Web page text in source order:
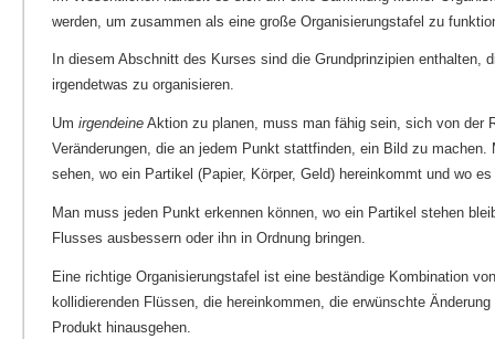
werden, um zusammen als eine große Organisierungstafel zu
In diesem Abschnitt des Kurses sind die Grundprinzipien enthalten,
irgendetwas zu organisieren.
Um irgendeine Aktion zu planen, muss man fähig sein, sich von der
Veränderungen, die an jedem Punkt stattfinden, ein Bild zu
sehen, wo ein Partikel (Papier, Körper, Geld) hereinkommt und wo
Man muss jeden Punkt erkennen können, wo ein Partikel stehen
Flusses ausbessern oder ihn in Ordnung bringen.
Eine richtige Organisierungstafel ist eine beständige Kombination
kollidierenden Flüssen, die hereinkommen, die erwünschte
Produkt hinausgehen.